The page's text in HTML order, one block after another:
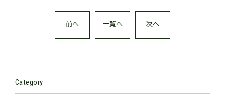
前へ 一覧へ 次へ
Category